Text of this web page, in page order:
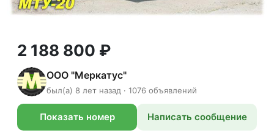
2 188 800 ₽
ООО "Меркатус"
был(а) 8 лет назад · 1076 объявлений
Показать номер Написать сообщение